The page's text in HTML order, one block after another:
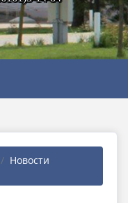
Новости